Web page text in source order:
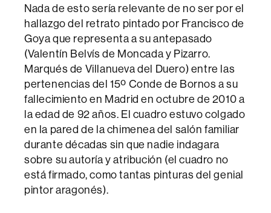
Nada de esto sería relevante de no ser por el
hallazgo del retrato pintado por Francisco de
Goya que representa a su antepasado
(Valentín Belvís de Moncada y Pizarro.
Marqués de Villanueva del Duero) entre las
pertenencias del 15º Conde de Bornos a su
fallecimiento en Madrid en octubre de 2010 a
la edad de 92 años. El cuadro estuvo colgado
en la pared de la chimenea del salón familiar
durante décadas sin que nadie indagara
sobre su autoría y atribución (el cuadro no
está firmado, como tantas pinturas del genial
pintor aragonés).